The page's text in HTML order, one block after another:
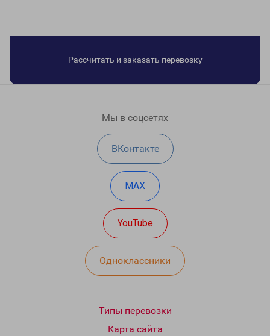
Рассчитать и заказать перевозку
Мы в соцсетях
ВКонтакте
MAX
YouTube
Одноклассники
Типы перевозки
Карта сайта